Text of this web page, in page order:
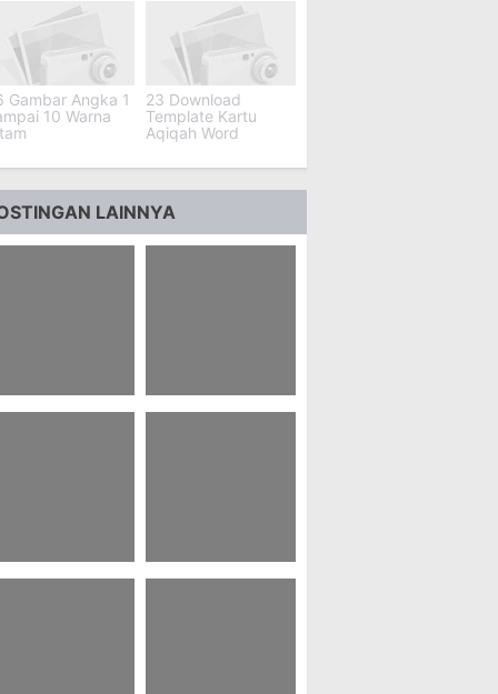
Gambar Angka 1
10 Warna
23 Download
Template Kartu
Aqiqah Word
LAINNYA
Contoh Naskah
61 Ucapan Selamat
Pinned Post Rp
52 Doa Terbaik